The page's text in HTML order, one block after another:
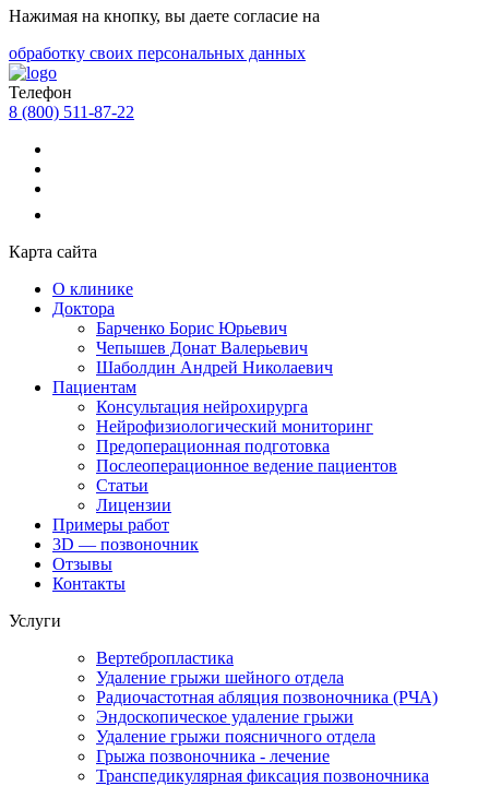
Нажимая на кнопку, вы даете согласие на
обработку своих персональных данных
Телефон
8 (800) 511-87-22
Карта сайта
О клинике
Доктора
Барченко Борис Юрьевич
Чепышев Донат Валерьевич
Шаболдин Андрей Николаевич
Пациентам
Консультация нейрохирурга
Нейрофизиологический мониторинг
Предоперационная подготовка
Послеоперационное ведение пациентов
Статьи
Лицензии
Примеры работ
3D — позвоночник
Отзывы
Контакты
Услуги
Вертебропластика
Удаление грыжи шейного отдела
Радиочастотная абляция позвоночника (РЧА)
Эндоскопическое удаление грыжи
Удаление грыжи поясничного отдела
Грыжа позвоночника - лечение
Транспедикулярная фиксация позвоночника